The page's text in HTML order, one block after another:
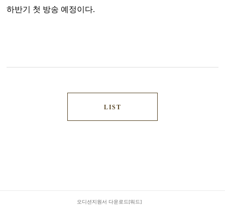
하반기 첫 방송 예정이다.
LIST
오디션지원서 다운로드[워드]